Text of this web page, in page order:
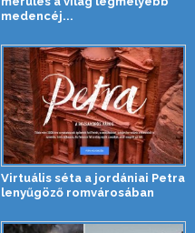
medencéj...
Virtuális séta a jordániai Petra
lenyűgöző romvárosában